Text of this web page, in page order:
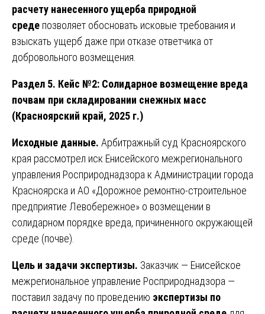
расчету нанесенного ущерба природной
среде позволяет обосновать исковые требования и
взыскать ущерб даже при отказе ответчика от
добровольного возмещения.
Раздел 5. Кейс №2: Солидарное возмещение вреда
почвам при складировании снежных масс
(Красноярский край, 2025 г.)
Исходные данные. Арбитражный суд Красноярского
края рассмотрел иск Енисейского межрегионального
управления Росприроднадзора к Администрации города
Красноярска и АО «Дорожное ремонтно-строительное
предприятие Левобережное» о возмещении в
солидарном порядке вреда, причиненного окружающей
среде (почве).
Цель и задачи экспертизы. Заказчик — Енисейское
межрегиональное управление Росприроднадзора —
поставил задачу по проведению экспертизы по